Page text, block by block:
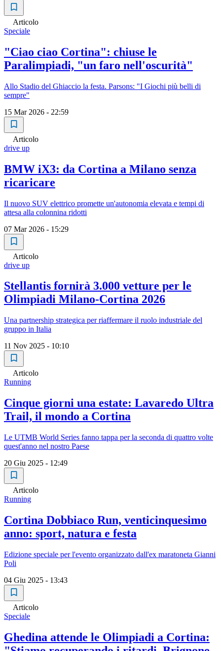
Articolo
Speciale
"Ciao ciao Cortina": chiuse le
Paralimpiadi, "un faro nell'oscurità"
Allo Stadio del Ghiaccio la festa. Parsons: "I Giochi più belli di
sempre"
15 Mar 2026 - 22:59
Articolo
drive up
BMW iX3: da Cortina a Milano senza
ricaricare
Il nuovo SUV elettrico promette un'autonomia elevata e tempi di
attesa alla colonnina ridotti
07 Mar 2026 - 15:29
Articolo
drive up
Stellantis fornirà 3.000 vetture per le
Olimpiadi Milano-Cortina 2026
Una partnership strategica per riaffermare il ruolo industriale del
gruppo in Italia
11 Nov 2025 - 10:10
Articolo
Running
Cinque giorni una estate: Lavaredo Ultra
Trail, il mondo a Cortina
Le UTMB World Series fanno tappa per la seconda di quattro volte
quest'anno nel nostro Paese
20 Giu 2025 - 12:49
Articolo
Running
Cortina Dobbiaco Run, venticinquesimo
anno: sport, natura e festa
Edizione speciale per l'evento organizzato dall'ex maratoneta Gianni
Poli
04 Giu 2025 - 13:43
Articolo
Speciale
Ghedina attende le Olimpiadi a Cortina: